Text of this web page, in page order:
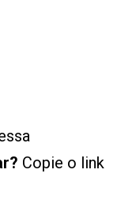
Copie o link